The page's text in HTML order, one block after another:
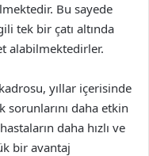
Bu sayede
tek bir çatı altında
alabilmektedirler.
yıllar içerisinde
sorunlarını daha etkin
daha hızlı ve
bir avantaj